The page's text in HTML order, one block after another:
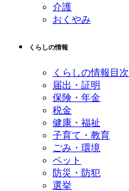
介護
おくやみ
くらしの情報
くらしの情報目次
届出・証明
保険・年金
税金
健康・福祉
子育て・教育
ごみ・環境
ペット
防災・防犯
選挙